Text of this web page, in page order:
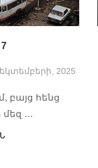
2025
բայց հենց
մեզ …